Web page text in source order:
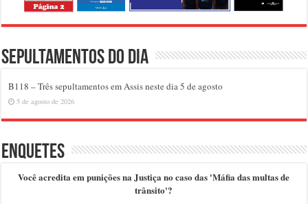
Sepultamentos do dia
B118 – Três sepultamentos em Assis neste dia 5 de agosto
5 de agosto de 2026
Enquetes
Você acredita em punições na Justiça no caso das 'Máfia das multas de
trânsito'?